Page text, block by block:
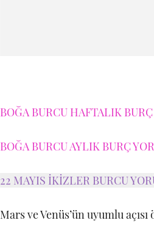
BOĞA BURCU HAFTALIK
BOĞA BURCU AYLIK BURÇ
22 MAYIS İKİZLER BURCU
Mars ve Venüs’ün uyumlu